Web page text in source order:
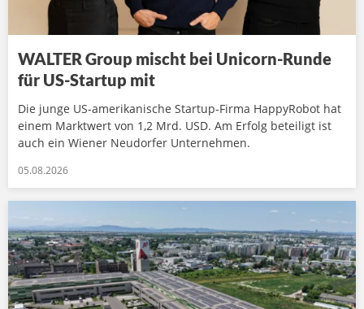
WALTER Group mischt bei Unicorn-Runde
für US-Startup mit
Die junge US-amerikanische Startup-Firma HappyRobot hat
einem Marktwert von 1,2 Mrd. USD. Am Erfolg beteiligt ist
auch ein Wiener Neudorfer Unternehmen.
05.08.2026